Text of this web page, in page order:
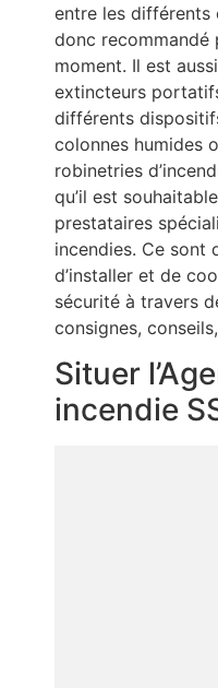
entre les différents
donc recommandé
moment. Il est
extincteurs
différents
colonnes humides
robinetries
qu’il est
prestataires
incendies. Ce sont
d’installer et de
sécurité à travers
consignes,
Situer
incendie